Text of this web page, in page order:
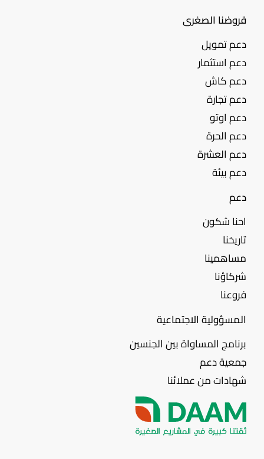
قروضنا الصغرى
دعم تمويل
دعم استثمار
دعم كاش
دعم تجارة
دعم اوتو
دعم الحرة
دعم العشرة
دعم بيئة
دعم
احنا شكون
تاريخنا
مساهمينا
شركاؤنا
فروعنا
المسؤولية الاجتماعية
برنامج المساواة بين الجنسين
جمعية دعم
شهادات من عملائنا